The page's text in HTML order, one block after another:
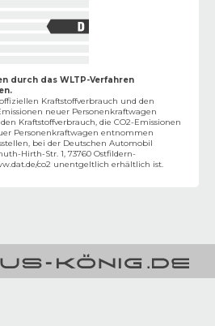
durch das WLTP-Verfahren
Kraftstoffverbrauch und den
neuer Personenkraftwagen
Kraftstoffverbrauch, die CO2-Emissionen
Personenkraftwagen entnommen
bei der Deutschen Automobil
Hirth-Str. 1, 73760 Ostfildern-
co2 unentgeltlich erhältlich ist.